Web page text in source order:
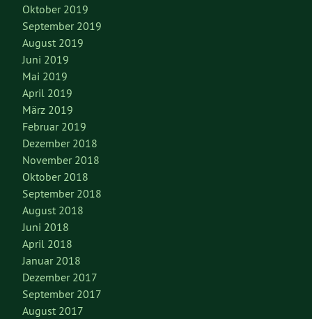
Oktober 2019
September 2019
August 2019
Juni 2019
Mai 2019
April 2019
März 2019
Februar 2019
Dezember 2018
November 2018
Oktober 2018
September 2018
August 2018
Juni 2018
April 2018
Januar 2018
Dezember 2017
September 2017
August 2017